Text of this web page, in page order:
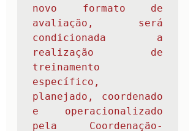
novo formato de
avaliação, será
condicionada a
realização de
treinamento
específico,
planejado, coordenado
e operacionalizado
pela Coordenação-